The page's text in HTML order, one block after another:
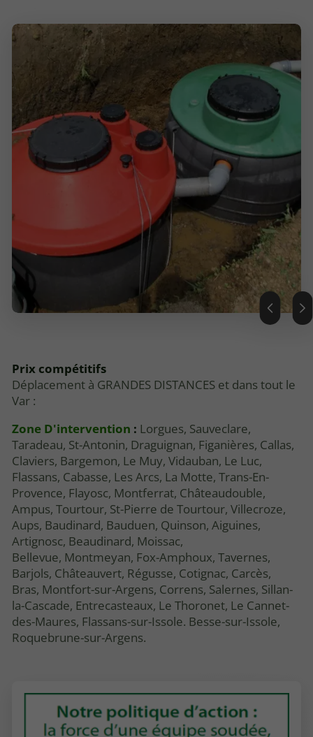
Prix compétitifs
Déplacement à GRANDES DISTANCES et dans tout le
Var :
Zone D'intervention : Lorgues, Sauveclare,
Taradeau, St-Antonin, Draguignan, Figanières, Callas,
Claviers, Bargemon, Le Muy, Vidauban, Le Luc,
Flassans, Cabasse, Les Arcs, La Motte, Trans-En-
Provence, Flayosc, Montferrat, Châteaudouble,
Ampus, Tourtour, St-Pierre de Tourtour, Villecroze,
Aups, Baudinard, Bauduen, Quinson, Aiguines,
Artignosc, Beaudinard, Moissac,
Bellevue, Montmeyan, Fox-Amphoux, Tavernes,
Barjols, Châteauvert, Régusse, Cotignac, Carcès,
Bras, Montfort-sur-Argens, Correns, Salernes, Sillan-
la-Cascade, Entrecasteaux, Le Thoronet, Le Cannet-
des-Maures, Flassans-sur-Issole. Besse-sur-Issole,
Roquebrune-sur-Argens.